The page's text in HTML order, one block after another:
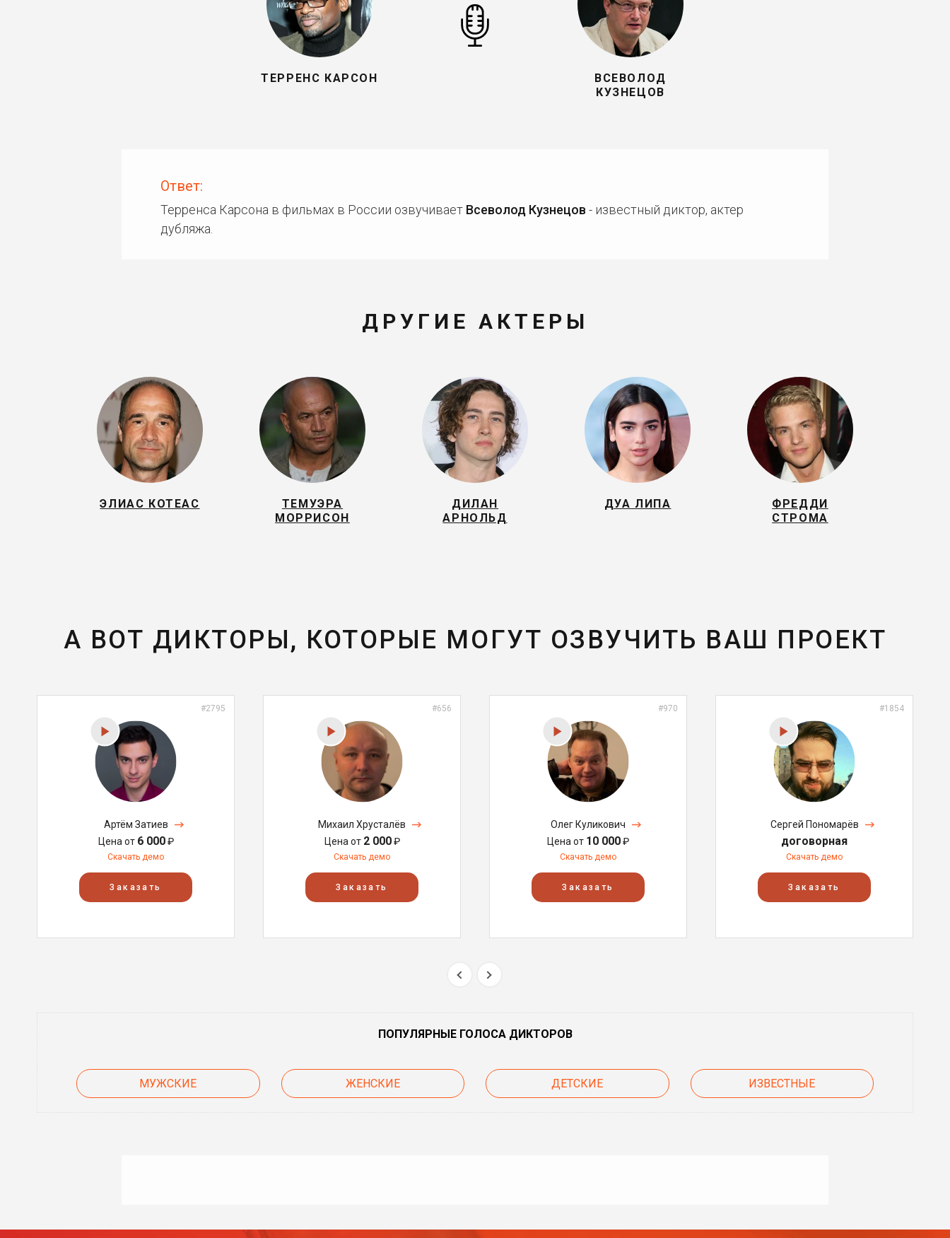
ТЕРРЕНС КАРСОН
ВСЕВОЛОД
КУЗНЕЦОВ
Ответ:
Терренса Карсона в фильмах в России озвучивает Всеволод Кузнецов - известный диктор, актер
дубляжа.
ДРУГИЕ АКТЕРЫ
ЭЛИАС КОТЕАС
ТЕМУЭРА
МОРРИСОН
ДИЛАН
АРНОЛЬД
ДУА ЛИПА
ФРЕДДИ
СТРОМА
А ВОТ ДИКТОРЫ, КОТОРЫЕ МОГУТ ОЗВУЧИТЬ ВАШ ПРОЕКТ
#2795
Артём Затиев
Цена от 6 000₽
Скачать демо
Заказать
#656
Михаил Хрусталёв
Цена от 2 000₽
Скачать демо
Заказать
#970
Олег Куликович
Цена от 10 000₽
Скачать демо
Заказать
#1854
Сергей Пономарёв
договорная
Скачать демо
Заказать
ПОПУЛЯРНЫЕ ГОЛОСА ДИКТОРОВ
МУЖСКИЕ ЖЕНСКИЕ ДЕТСКИЕ ИЗВЕСТНЫЕ